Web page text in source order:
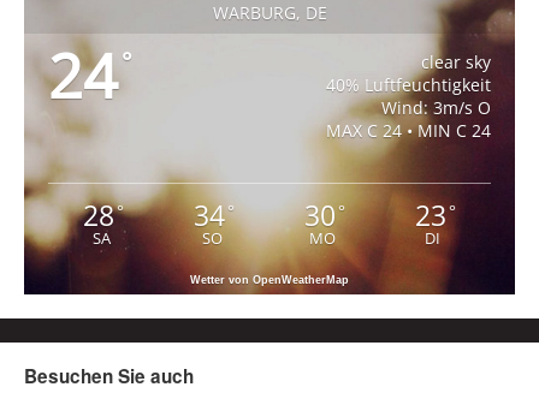
WARBURG, DE
24°
clear sky
40% Luftfeuchtigkeit
Wind: 3m/s O
MAX C 24 • MIN C 24
28°
SA
34°
SO
30°
MO
23°
DI
Wetter von OpenWeatherMap
Besuchen Sie auch